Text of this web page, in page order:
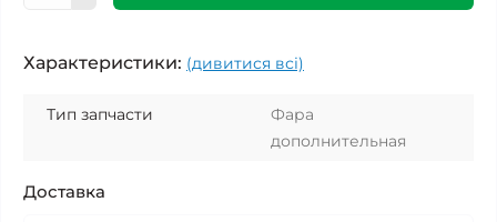
Характеристики: (дивитися всі)
Тип запчасти
Фара
дополнительная
Доставка